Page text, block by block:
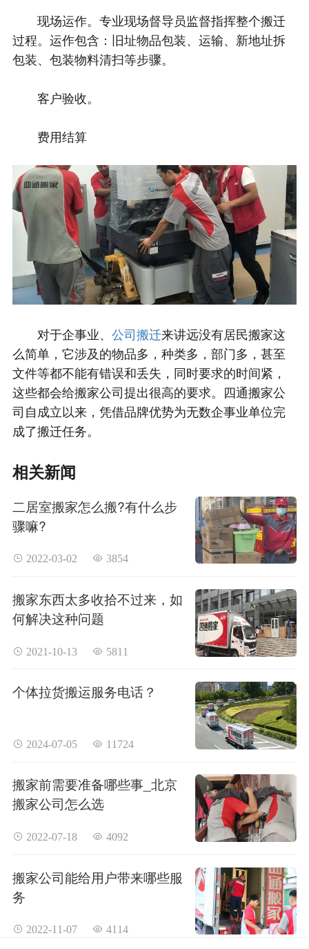
现场运作。专业现场督导员监督指挥整个搬迁
过程。运作包含：旧址物品包装、运输、新地址拆
包装、包装物料清扫等步骤。
客户验收。
费用结算
对于企事业、 公司搬迁来讲远没有居民搬家这
么简单，它涉及的物品多，种类多，部门多，甚至
文件等都不能有错误和丢失，同时要求的时间紧，
这些都会给搬家公司提出很高的要求。四通搬家公
司自成立以来，凭借品牌优势为无数企事业单位完
成了搬迁任务。
相关新闻
二居室搬家怎么搬?有什么步
骤嘛?
 2022-03-02  3854
搬家东西太多收拾不过来，如
何解决这种问题
 2021-10-13  5811
个体拉货搬运服务电话？
 2024-07-05  11724
搬家前需要准备哪些事_北京
搬家公司怎么选
 2022-07-18  4092
搬家公司能给用户带来哪些服
务
 2022-11-07  4114